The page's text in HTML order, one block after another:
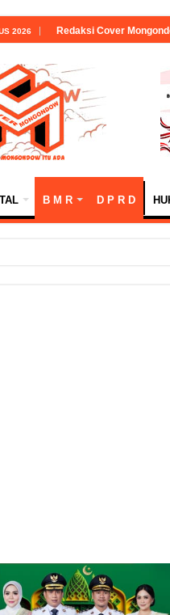
2026 Redaksi Cover
B M R D P R D